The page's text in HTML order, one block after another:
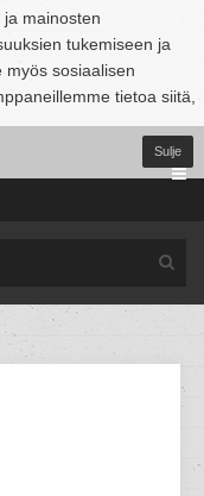
mainosten
tukemiseen ja
myös sosiaalisen
tietoa siitä,
Sulje